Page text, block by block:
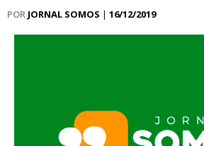
POR JORNAL SOMOS | 16/12/2019